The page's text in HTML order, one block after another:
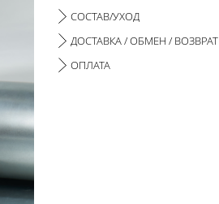
СОСТАВ/УХОД
ДОСТАВКА / ОБМЕН / ВОЗВРАТ
ОПЛАТА